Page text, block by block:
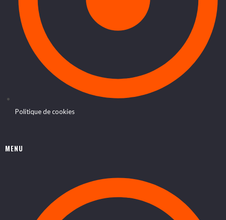
Politique de cookies
MENU